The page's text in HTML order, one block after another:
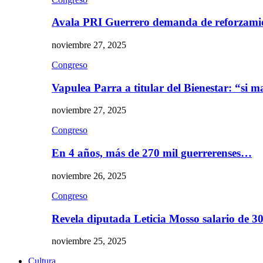
Avala PRI Guerrero demanda de
noviembre 27, 2025
Congreso
Vapulea Parra a titular del Bienestar: “si
noviembre 27, 2025
Congreso
En 4 años, más de 270 mil guerrerenses…
noviembre 26, 2025
Congreso
Revela diputada Leticia Mosso salario de
noviembre 25, 2025